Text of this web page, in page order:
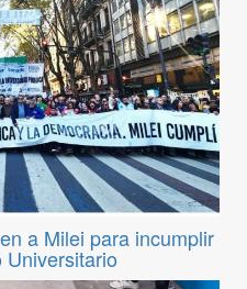
a Milei para incumplir